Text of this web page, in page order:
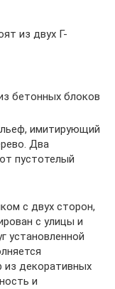
из двух Г-
бетонных блоков
имитирующий
Два
пустотелый
с двух сторон,
с улицы и
установленной
декоративных
и